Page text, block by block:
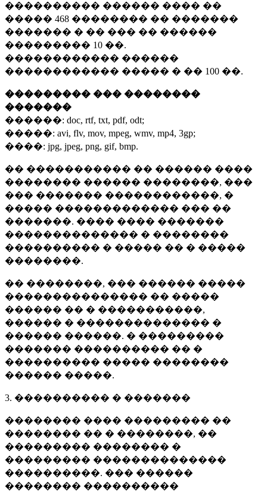
���������� ������ ���� ��
����� 468 �������� �� �������
������� � �� ��� �� ������
��������� 10 ��.
������������ ������
������������ ����� � �� 100 ��.
��������� ��� ��������
�������
������: doc, rtf, txt, pdf, odt;
�����: avi, flv, mov, mpeg, wmv, mp4, 3gp;
����: jpg, jpeg, png, gif, bmp.
�� ����������� �� ������ ����
�������� ������ ��������, ���
��� ������� ������������, �
����� ������������� ��� ��
�������. ���� ���� �������
�������������� � ��������
���������� � ����� �� � �����
��������.
�� ��������, ��� ������ �����
��������������� �� �����
������ �� � �����������,
������ � �������������� �
������ ������. � ���������
������� ���������� �� �
���������� ����� ��������
������ �����.
3. ���������� � �������
�������� ���� ��������� ��
�������� �� � ��������, ��
��������� �������� �
��������� ��������������
����������. ��� ������
�������� ����������